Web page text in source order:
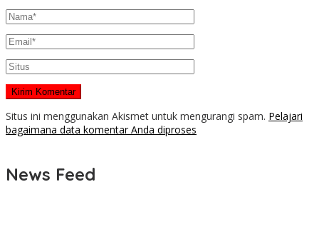
Situs ini menggunakan Akismet untuk mengurangi spam. Pelajari
bagaimana data komentar Anda diproses
News Feed